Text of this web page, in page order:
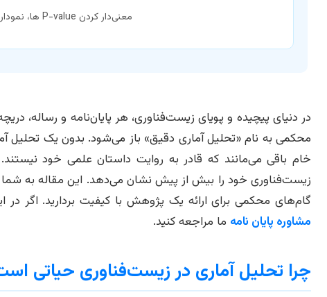
معنی‌دار کردن P-value ها، نمودارها و جداول برای ارائه قوی.
در دنیای پیچیده و پویای زیست‌فناوری، هر پایان‌نامه و رساله،
محکمی به نام «تحلیل آماری دقیق» باز می‌شود. بدون یک تحلیل
خام باقی می‌مانند که قادر به روایت داستان علمی خود
زیست‌فناوری خود را بیش از پیش نشان می‌دهد. این مقاله به
گام‌های محکمی برای ارائه یک پژوهش با کیفیت بردارید. اگر در
مشاوره پایان نامه ما مراجعه کنید.
چرا تحلیل آماری در زیست‌فناوری حیاتی